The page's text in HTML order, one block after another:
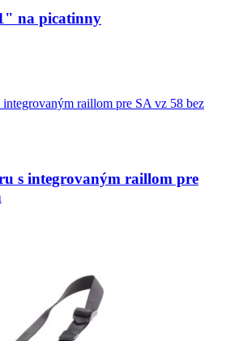
na picatinny
s integrovaným raillom pre